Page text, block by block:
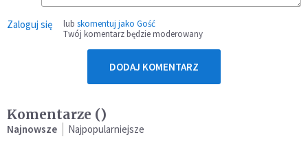
Zaloguj się lub skomentuj jako Gość
Twój komentarz będzie moderowany
DODAJ KOMENTARZ
Komentarze ()
Najnowsze Najpopularniejsze